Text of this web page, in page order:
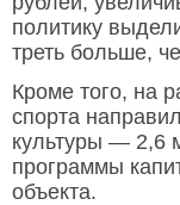
политику
треть больше,
Кроме того, на
спорта
культуры — 2,6
программы
объекта.